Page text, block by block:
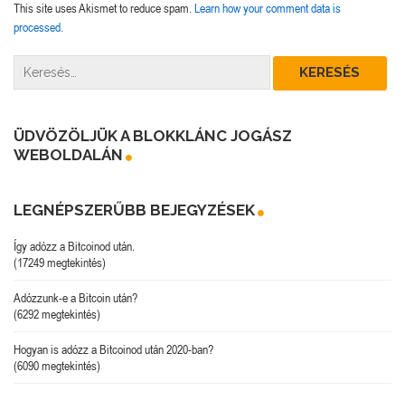
This site uses Akismet to reduce spam.Learn how your comment data is
processed.
ÜDVÖZÖLJÜK A BLOKKLÁNC JOGÁSZ
WEBOLDALÁN
LEGNÉPSZERŰBB BEJEGYZÉSEK
Így adózz a Bitcoinod után.
(17249 megtekintés)
Adózzunk-e a Bitcoin után?
(6292 megtekintés)
Hogyan is adózz a Bitcoinod után 2020-ban?
(6090 megtekintés)